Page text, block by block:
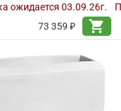
ожидается 03.09.26г.
73 359 ₽
shopping_cart